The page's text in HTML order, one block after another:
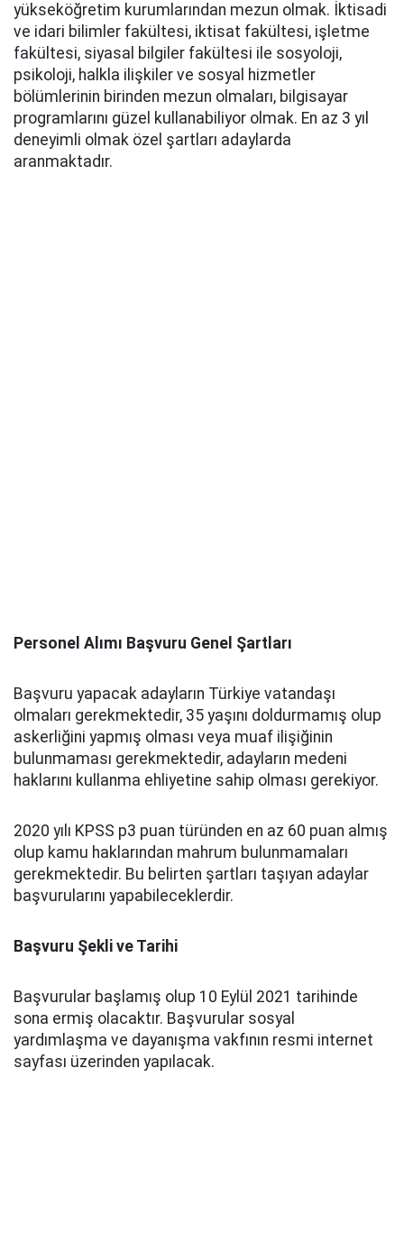
yükseköğretim kurumlarından mezun olmak. İktisadi
ve idari bilimler fakültesi, iktisat fakültesi, işletme
fakültesi, siyasal bilgiler fakültesi ile sosyoloji,
psikoloji, halkla ilişkiler ve sosyal hizmetler
bölümlerinin birinden mezun olmaları, bilgisayar
programlarını güzel kullanabiliyor olmak. En az 3 yıl
deneyimli olmak özel şartları adaylarda
aranmaktadır.
Personel Alımı Başvuru Genel Şartları
Başvuru yapacak adayların Türkiye vatandaşı
olmaları gerekmektedir, 35 yaşını doldurmamış olup
askerliğini yapmış olması veya muaf ilişiğinin
bulunmaması gerekmektedir, adayların medeni
haklarını kullanma ehliyetine sahip olması gerekiyor.
2020 yılı KPSS p3 puan türünden en az 60 puan almış
olup kamu haklarından mahrum bulunmamaları
gerekmektedir. Bu belirten şartları taşıyan adaylar
başvurularını yapabileceklerdir.
Başvuru Şekli ve Tarihi
Başvurular başlamış olup 10 Eylül 2021 tarihinde
sona ermiş olacaktır. Başvurular sosyal
yardımlaşma ve dayanışma vakfının resmi internet
sayfası üzerinden yapılacak.